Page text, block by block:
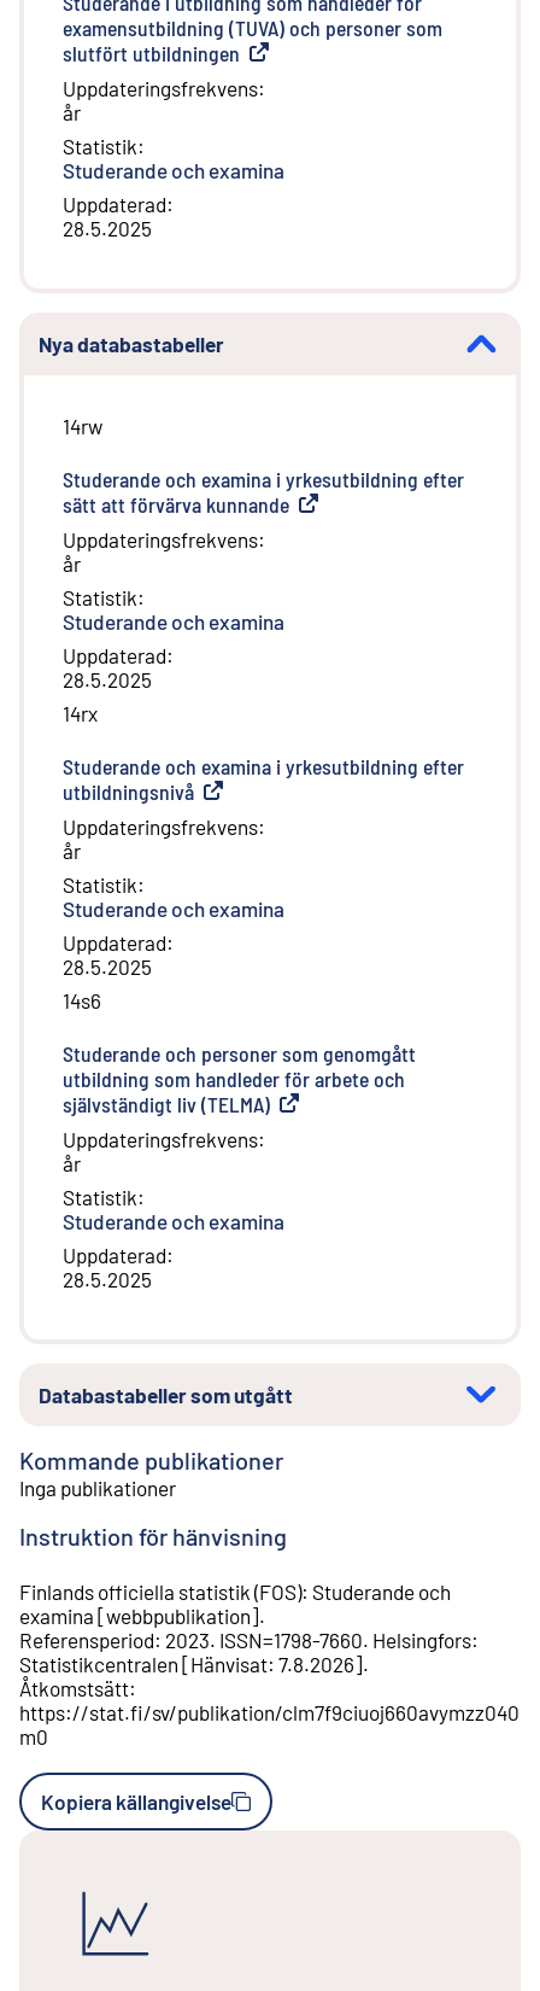
examensutbildning (TUVA) och personer som
slutfört utbildningen Extern länk
Uppdateringsfrekvens:
år
Statistik:
Studerande och examina
Uppdaterad:
28.5.2025
Nya databastabeller
14rw
Studerande och examina i yrkesutbildning efter
sätt att förvärva kunnande Extern länk
Uppdateringsfrekvens:
år
Statistik:
Studerande och examina
Uppdaterad:
28.5.2025
14rx
Studerande och examina i yrkesutbildning efter
utbildningsnivå Extern länk
Uppdateringsfrekvens:
år
Statistik:
Studerande och examina
Uppdaterad:
28.5.2025
14s6
Studerande och personer som genomgått
utbildning som handleder för arbete och
självständigt liv (TELMA) Extern länk
Uppdateringsfrekvens:
år
Statistik:
Studerande och examina
Uppdaterad:
28.5.2025
Databastabeller som utgått
Kommande publikationer
Inga publikationer
Instruktion för hänvisning
Finlands officiella statistik (FOS): Studerande och
examina [webbpublikation].
Referensperiod: 2023. ISSN=1798-7660. Helsingfors:
Statistikcentralen [Hänvisat: 7.8.2026].
Åtkomstsätt:
https://stat.fi/sv/publikation/clm7f9ciuoj660avymzz040
m0
Kopiera källangivelse